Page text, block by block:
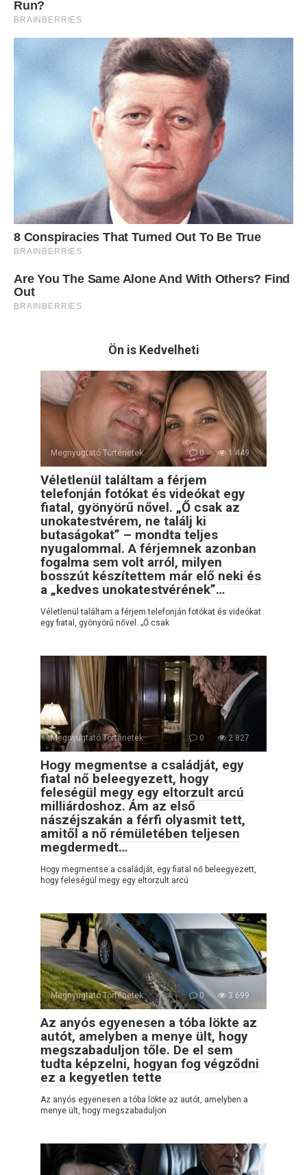
Ön is Kedvelheti
Megnyugtató Történetek 0 1 449
Véletlenül találtam a férjem
telefonján fotókat és videókat egy
fiatal, gyönyörű nővel. „Ő csak az
unokatestvérem, ne találj ki
butaságokat” – mondta teljes
nyugalommal. A férjemnek azonban
fogalma sem volt arról, milyen
bosszút készítettem már elő neki és
a „kedves unokatestvérének”…
Véletlenül találtam a férjem telefonján fotókat és videókat
egy fiatal, gyönyörű nővel. „Ő csak
Megnyugtató Történetek 0 2 827
Hogy megmentse a családját, egy
fiatal nő beleegyezett, hogy
feleségül megy egy eltorzult arcú
milliárdoshoz. Ám az első
nászéjszakán a férfi olyasmit tett,
amitől a nő rémületében teljesen
megdermedt…
Hogy megmentse a családját, egy fiatal nő beleegyezett,
hogy feleségül megy egy eltorzult arcú
Megnyugtató Történetek 0 3 699
Az anyós egyenesen a tóba lökte az
autót, amelyben a menye ült, hogy
megszabaduljon tőle. De el sem
tudta képzelni, hogyan fog végződni
ez a kegyetlen tette
Az anyós egyenesen a tóba lökte az autót, amelyben a
menye ült, hogy megszabaduljon